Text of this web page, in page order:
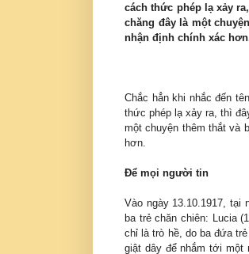
cách thức phép lạ xảy
chăng đây là một
nhận định chính xác
Chắc hẳn khi nhắc đến
thức phép lạ xảy ra, thì
một chuyện thêm thắt và
hơn.
Để mọi người tin
Vào ngày 13.10.1917, tại
ba trẻ chăn chiên: Lucia
chỉ là trò hề, do ba đứa
giật dây để nhắm tới một